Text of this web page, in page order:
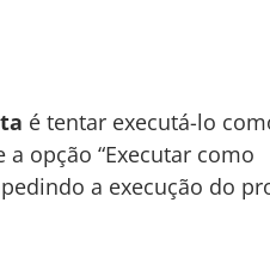
é tentar executá-lo
opção “Executar como
a execução do